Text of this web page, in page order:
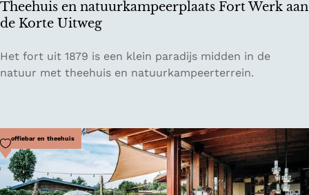
Theehuis en natuurkampeerplaats Fort Werk aan
de Korte Uitweg
T
h
u
i
s
e
Het fort uit 1879 is een klein paradijs midden in de
natuur met theehuis en natuurkampeerterrein.
Koffiebar en theehuis
Voeg toe als favoriet